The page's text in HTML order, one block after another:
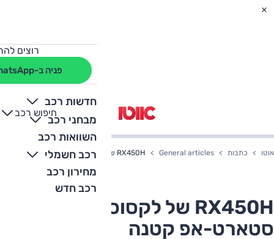
רוצים
פניה ב-WhatsApp
חדשות רכב
מבחני רכב
השוואות רכב
רכב חשמלי
מחירון רכב
רכב חדש
חיפוש רכב
+
-
אוטו כתבות General articles RX450H של לקסוס - חברת סטארט-אפ קטנה‏
RX450H של לקסוס - חברת
סטארט-אפ קטנה‏